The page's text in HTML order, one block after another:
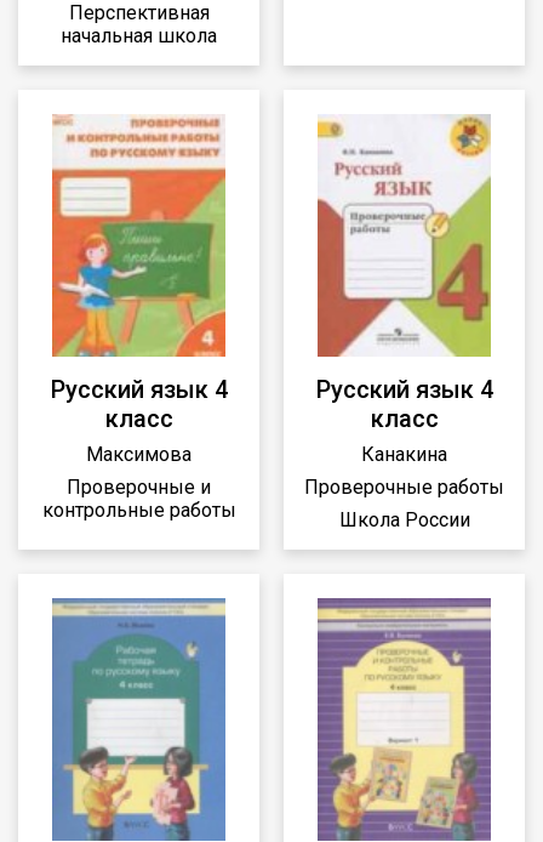
Перспективная
начальная школа
Русский язык 4
класс
Максимова
Проверочные и
контрольные работы
Русский язык 4
класс
Канакина
Проверочные работы
Школа России